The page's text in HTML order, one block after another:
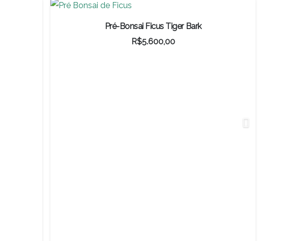
Pré-Bonsai Ficus Tiger Bark
R$5.600,00